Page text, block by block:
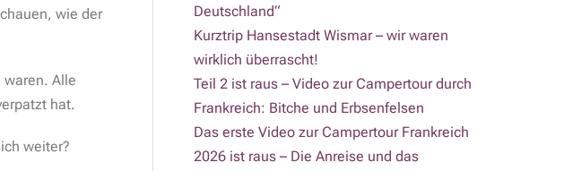
wie der
Alle
hat.
weiter?
Deutschland“
Kurztrip Hansestadt Wismar – wir waren
wirklich überrascht!
Teil 2 ist raus – Video zur Campertour durch
Frankreich: Bitche und Erbsenfelsen
Das erste Video zur Campertour Frankreich
2026 ist raus – Die Anreise und das